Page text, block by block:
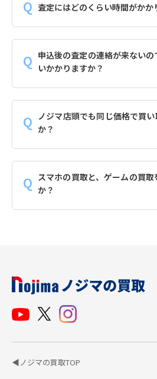
査定にはどのくらい時間がかか
申込後の査定の連絡が来ない
いかかりますか？
ノジマ店頭でも同じ価格で買
か？
スマホの買取と、ゲームの買
か？
◀ノジマの買取TOP